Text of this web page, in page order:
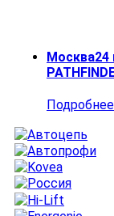
Москва24